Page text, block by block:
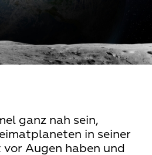
ganz nah sein,
in seiner
vor Augen haben und